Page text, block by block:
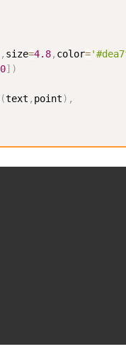
, size=4.8, color=
0] )
(text , point) ,